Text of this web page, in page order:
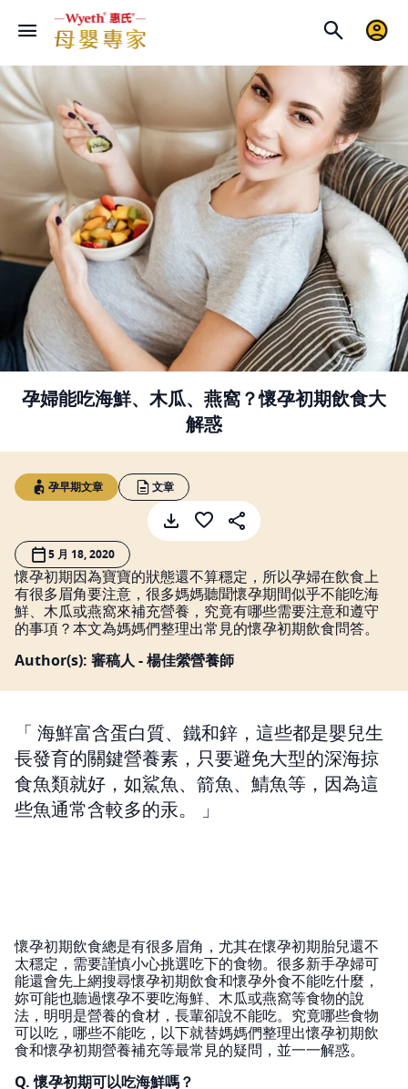
孕婦能吃海鮮、木瓜、燕窩？懷孕初期飲食大
解惑
孕早期文章 文章
5 月 18, 2020
懷孕初期因為寶寶的狀態還不算穩定，所以孕婦在飲食上
有很多眉角要注意，很多媽媽聽聞懷孕期間似乎不能吃海
鮮、木瓜或燕窩來補充營養，究竟有哪些需要注意和遵守
的事項？本文為媽媽們整理出常見的懷孕初期飲食問答。
Author(s): 審稿人 - 楊佳縈營養師
海鮮富含蛋白質、鐵和鋅，這些都是嬰兒生
長發育的關鍵營養素，只要避免大型的深海掠
食魚類就好，如鯊魚、箭魚、鯖魚等，因為這
些魚通常含較多的汞。
懷孕初期飲食總是有很多眉角，尤其在懷孕初期胎兒還不
太穩定，需要謹慎小心挑選吃下的食物。很多新手孕婦可
能還會先上網搜尋懷孕初期飲食和懷孕外食不能吃什麼，
妳可能也聽過懷孕不要吃海鮮、木瓜或燕窩等食物的說
法，明明是營養的食材，長輩卻說不能吃。究竟哪些食物
可以吃，哪些不能吃，以下就替媽媽們整理出懷孕初期飲
食和懷孕初期營養補充等最常見的疑問，並一一解惑。
Q. 懷孕初期可以吃海鮮嗎？